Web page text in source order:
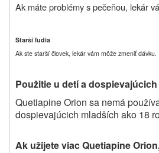
Ak máte problémy s pečeňou, lekár
Starší ľudia
Ak ste starší človek, lekár vám môže zmeniť dávku.
Použitie u detí a dospievajúcich
Quetiapine Orion sa nemá
dospievajúcich mladších ako 18
Ak užijete viacQuetiapine Orion